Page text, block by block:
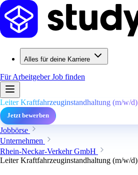
Alles für deine Karriere
Für ArbeitgeberJob finden
Leiter Kraftfahrzeuginstandhaltung (m/w/d)
Jetzt bewerben
Jobbörse
Unternehmen
Rhein-Neckar-Verkehr GmbH
Leiter Kraftfahrzeuginstandhaltung (m/w/d)